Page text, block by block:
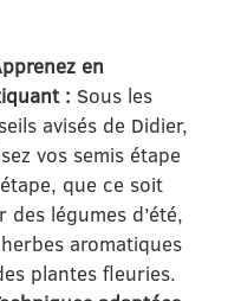
en
: Sous les
avisés de Didier,
vos semis étape
que ce soit
des légumes d’été,
aromatiques
plantes fleuries.